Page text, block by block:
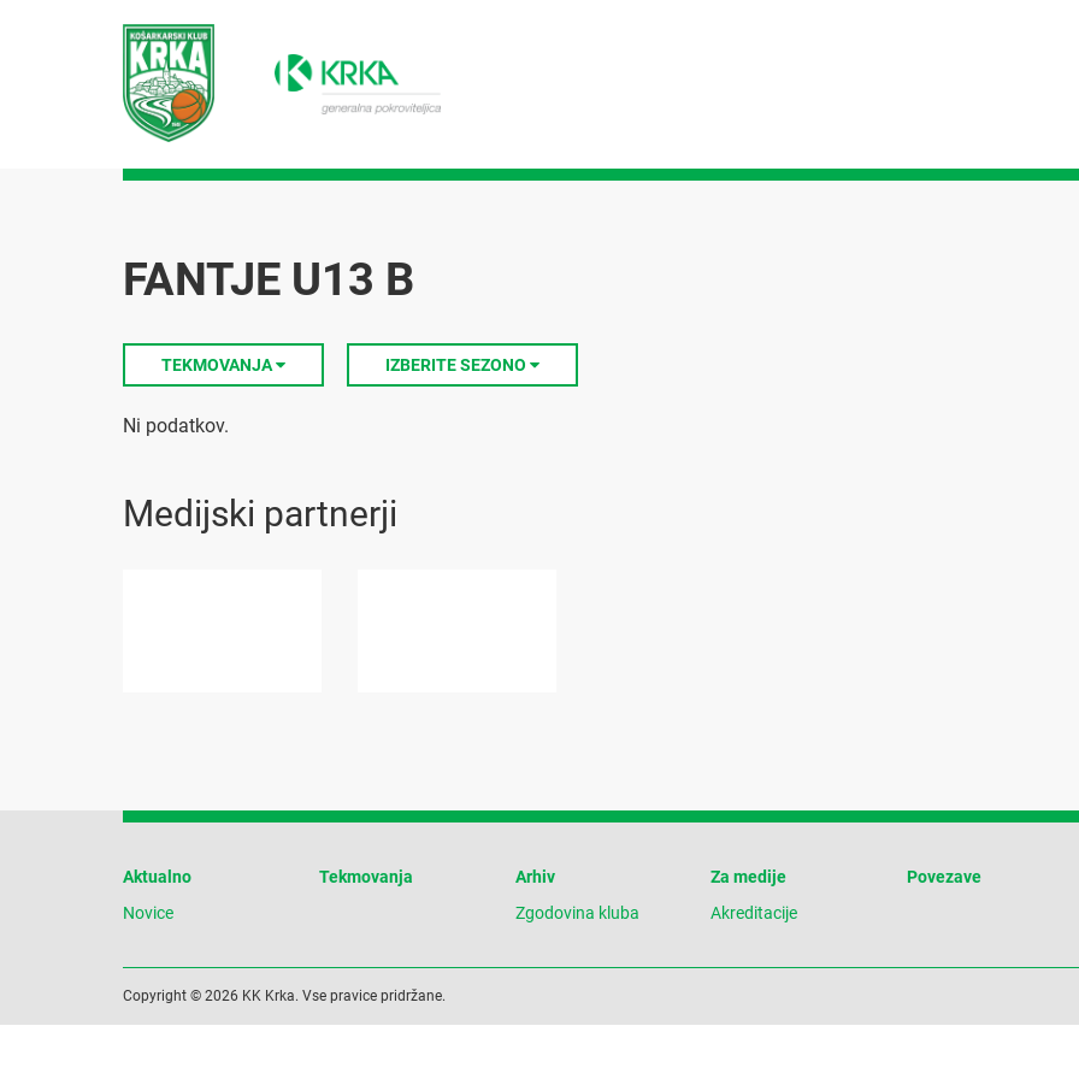
FANTJE U13 B
TEKMOVANJA IZBERITE SEZONO
Ni podatkov.
Medijski partnerji
Aktualno
Novice
Tekmovanja
Arhiv
Zgodovina kluba
Za medije
Akreditacije
Povezave
Copyright © 2026 KK Krka. Vse pravice pridržane.